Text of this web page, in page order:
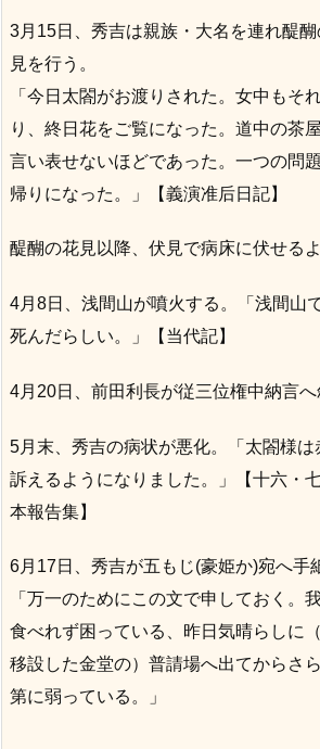
3月15日、秀吉は親族・大名を連れ醍
見を行う。
「今日太閤がお渡りされた。女中もそ
り、終日花をご覧になった。道中の茶
言い表せないほどであった。一つの問
帰りになった。」【義演准后日記】
醍醐の花見以降、伏見で病床に伏せるよ
4月8日、浅間山が噴火する。「浅間山
死んだらしい。」【当代記】
4月20日、前田利長が従三位権中納言へ
5月末、秀吉の病状が悪化。「太閤様
訴えるようになりました。」【十六・
本報告集】
6月17日、秀吉が五もじ(豪姫か)宛へ手
「万一のためにこの文で申しておく。
食べれず困っている、昨日気晴らしに
移設した金堂の）普請場へ出てからさ
第に弱っている。」